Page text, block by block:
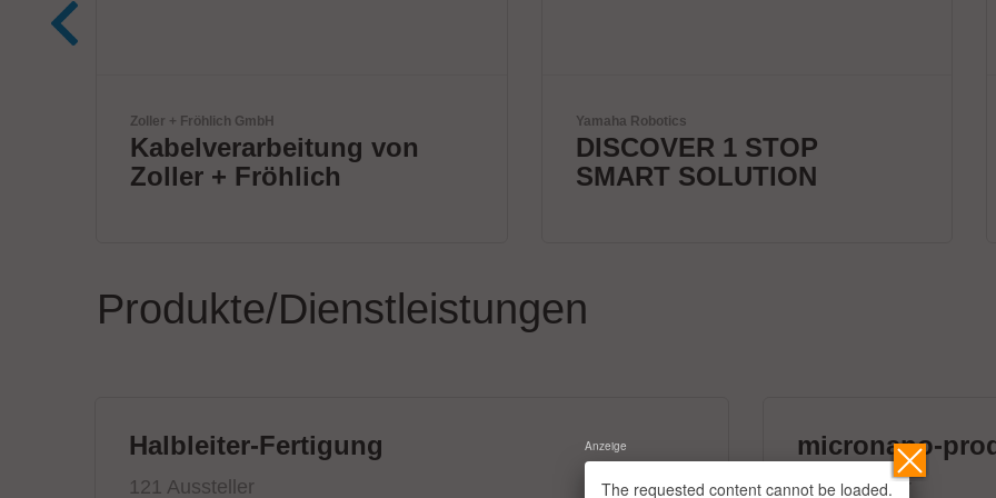
Yamaha Robotics
DISCOVER 1 STOP
SMART SOLUTION
ETL Prüftechnik GmbH
Elektrische
Sicherheitsprüfgeräte
Produkte/Dienstleistungen
Halbleiter-Fertigung
121 Aussteller
micronano-
39 Aussteller
The requested content cannot be loaded.
Anzeige